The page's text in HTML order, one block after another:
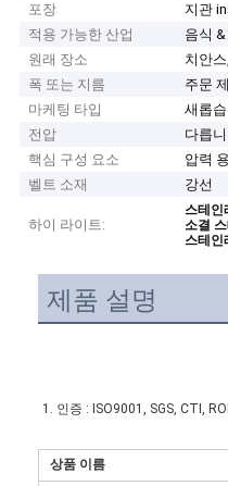
포장
지관
적용 가능한 산업
음식
원래 장소
치안
폭 또는 지름
주문
마케팅 타입
새롭
전압
다릅
핵심 구성 요소
압력
벨트 소재
강선
하이 라이트:
스테인
소결
스테인
제품 설명
1. 인증 : ISO9001, SGS, CTI,
상품 이름